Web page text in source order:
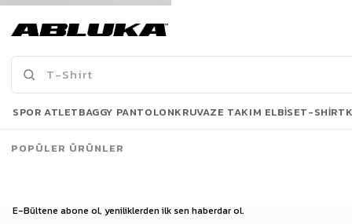
Erkek New York Baskılı Oversize T-Shirt Siyah
Son Bakılanlar
E-Bültene abone ol, yeniliklerden ilk sen haberdar ol.
SPOR ATLETBAGGY PANTOLONKRUVAZE TAKIM ELBISET-SHIRT
POPÜLER ÜRÜNLER